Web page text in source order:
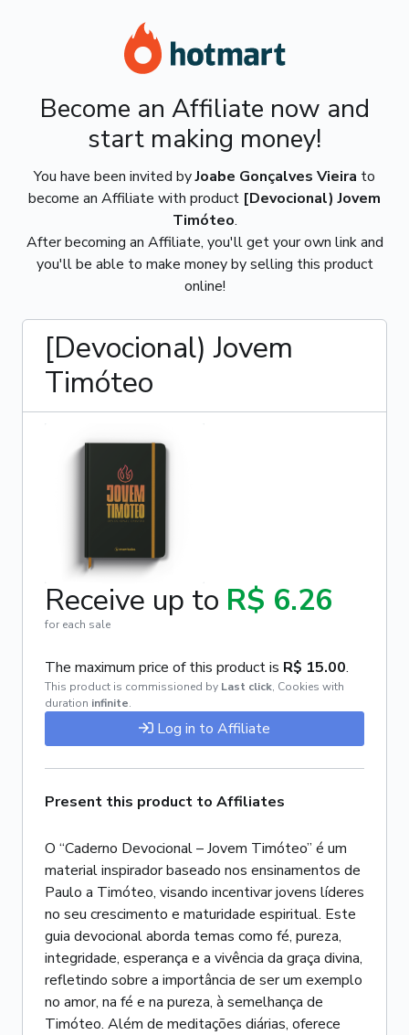
Become an Affiliate now and
start making money!
You have been invited byJoabe Gonçalves Vieira to
become an Affiliate with product [Devocional) Jovem
Timóteo.
After becoming an Affiliate, you'll get your own link and
you'll be able to make money by selling this product
online!
[Devocional) Jovem
Timóteo
Receive up to R$ 6.26
for each sale
The maximum price of this product is R$ 15.00.
This product is commissioned by Last click, Cookies with
duration infinite.
Log in to Affiliate
Present this product to Affiliates
O “Caderno Devocional – Jovem Timóteo” é um
material inspirador baseado nos ensinamentos de
Paulo a Timóteo, visando incentivar jovens líderes
no seu crescimento e maturidade espiritual. Este
guia devocional aborda temas como fé, pureza,
integridade, esperança e a vivência da graça divina,
refletindo sobre a importância de ser um exemplo
no amor, na fé e na pureza, à semelhança de
Timóteo. Além de meditações diárias, oferece